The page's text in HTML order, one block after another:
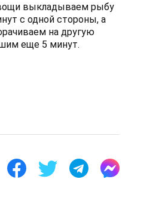
выкладываем рыбу
с одной стороны, а
на другую
еще 5 минут.